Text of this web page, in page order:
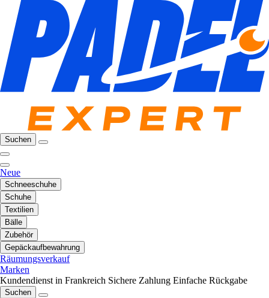
Suchen
Neue
Schneeschuhe
Schuhe
Textilien
Bälle
Zubehör
Gepäckaufbewahrung
Räumungsverkauf
Marken
Kundendienst in Frankreich Sichere Zahlung Einfache Rückgabe
Suchen